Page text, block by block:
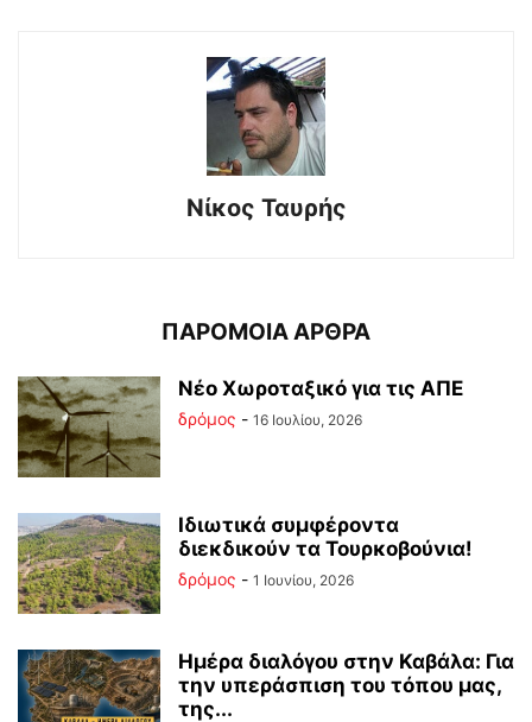
Νίκος Ταυρής
ΠΑΡΟΜΟΙΑ ΑΡΘΡΑ
Νέο Χωροταξικό για τις ΑΠΕ
δρόμος - 16 Ιουλίου, 2026
Ιδιωτικά συμφέροντα
διεκδικούν τα Τουρκοβούνια!
δρόμος - 1 Ιουνίου, 2026
Ημέρα διαλόγου στην Καβάλα: Για
την υπεράσπιση του τόπου μας,
της...